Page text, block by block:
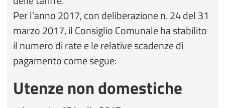
Per l’anno 2017, con deliberazione n. 24 del 31
marzo 2017, il Consiglio Comunale ha stabilito
il numero di rate e le relative scadenze di
pagamento come segue:
Utenze non domestiche